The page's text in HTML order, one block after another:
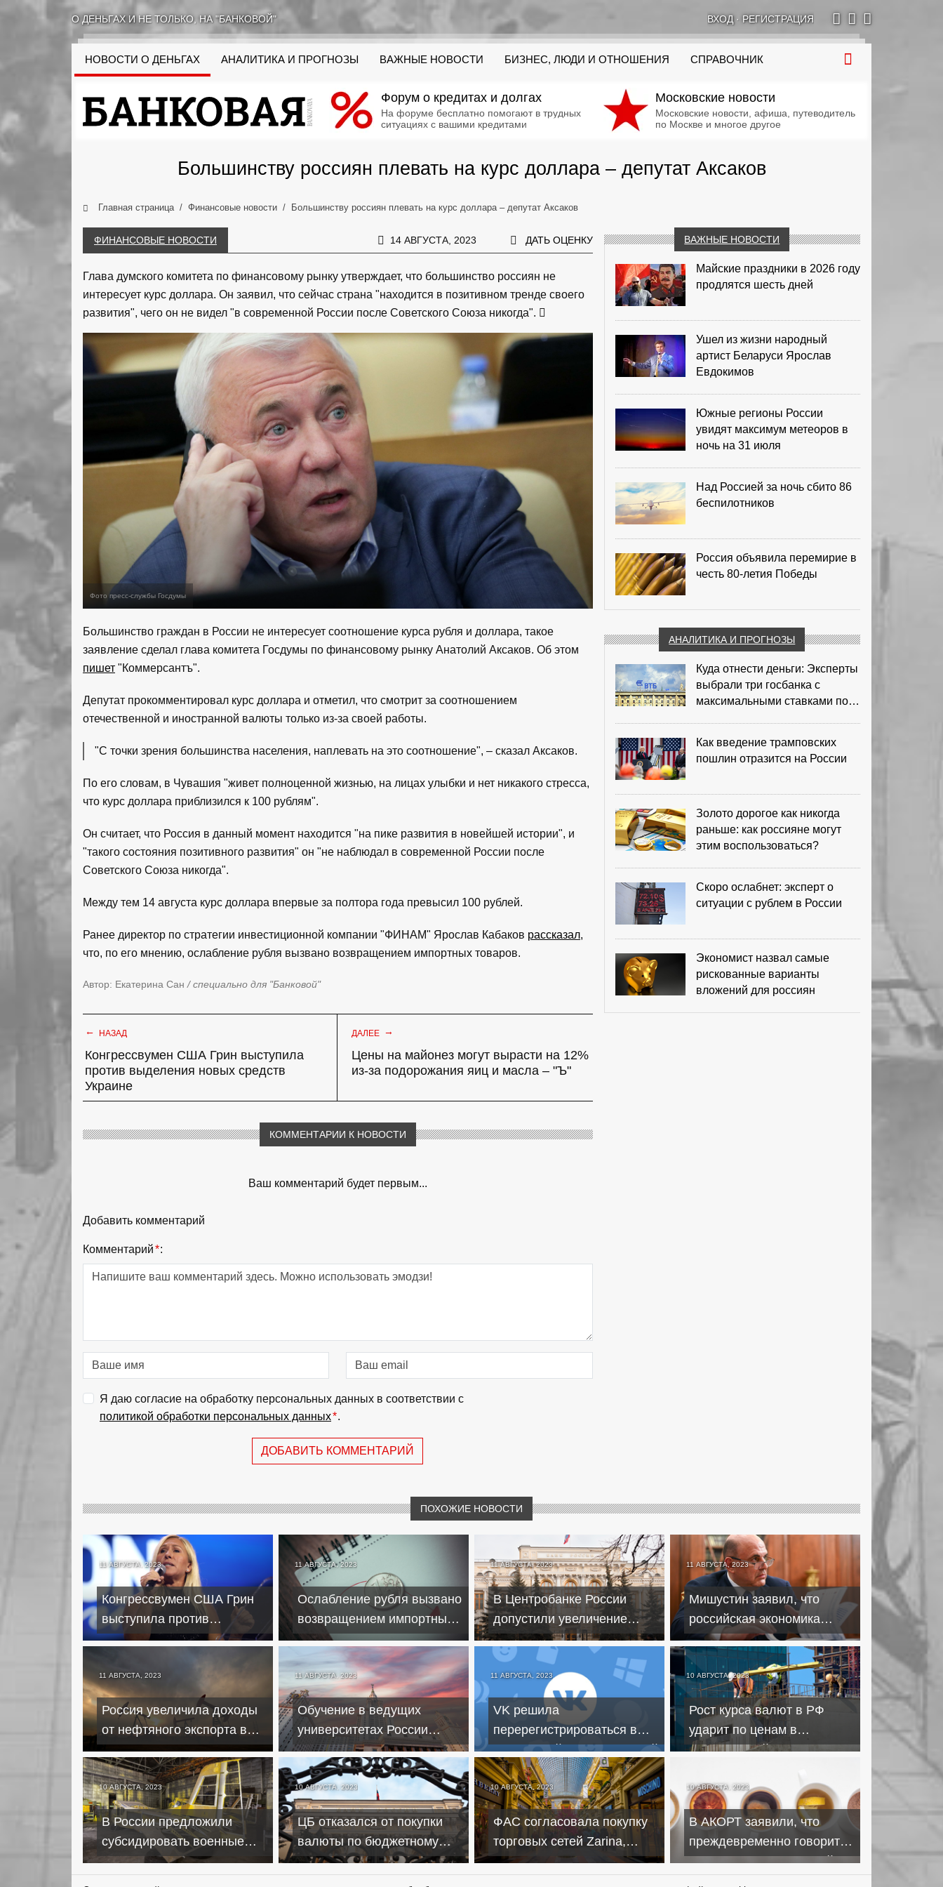
О ДЕНЬГАХ И НЕ ТОЛЬКО, НА "БАНКОВОЙ" ВХОД· РЕГИСТРАЦИЯ
НОВОСТИ О ДЕНЬГАХ АНАЛИТИКА И ПРОГНОЗЫ ВАЖНЫЕ НОВОСТИ БИЗНЕС, ЛЮДИ И ОТНОШЕНИЯ СПРАВОЧНИК
Форум о кредитах и долгах
На форуме бесплатно помогают в трудных
ситуациях с вашими кредитами
Московские новости
Московские новости, афиша, путеводитель
по Москве и многое другое
Большинству россиян плевать на курс доллара – депутат Аксаков
Главная страница Финансовые новости Большинству россиян плевать на курс доллара – депутат Аксаков
ФИНАНСОВЫЕ НОВОСТИ 14 АВГУСТА, 2023 ДАТЬ ОЦЕНКУ
Глава думского комитета по финансовому рынку утверждает, что большинство россиян не
интересует курс доллара. Он заявил, что сейчас страна "находится в позитивном тренде своего
развития", чего он не видел "в современной России после Советского Союза никогда".
Фото пресс-службы Госдумы
Большинство граждан в России не интересует соотношение курса рубля и доллара, такое
заявление сделал глава комитета Госдумы по финансовому рынку Анатолий Аксаков. Об этом
пишет "Коммерсантъ".
Депутат прокомментировал курс доллара и отметил, что смотрит за соотношением
отечественной и иностранной валюты только из-за своей работы.
"С точки зрения большинства населения, наплевать на это соотношение", – сказал Аксаков.
По его словам, в Чувашия "живет полноценной жизнью, на лицах улыбки и нет никакого стресса,
что курс доллара приблизился к 100 рублям".
Он считает, что Россия в данный момент находится "на пике развития в новейшей истории", и
"такого состояния позитивного развития" он "не наблюдал в современной России после
Советского Союза никогда".
Между тем 14 августа курс доллара впервые за полтора года превысил 100 рублей.
Ранее директор по стратегии инвестиционной компании "ФИНАМ" Ярослав Кабаков рассказал,
что, по его мнению, ослабление рубля вызвано возвращением импортных товаров.
Автор: Екатерина Сан/ специально для "Банковой"
← НАЗАД
Конгрессвумен США Грин выступила
против выделения новых средств
Украине
ДАЛЕЕ →
Цены на майонез могут вырасти на 12%
из-за подорожания яиц и масла – "Ъ"
КОММЕНТАРИИ К НОВОСТИ
Ваш комментарий будет первым...
Добавить комментарий
Комментарий*:
Я даю согласие на обработку персональных данных в соответствии с
политикой обработки персональных данных*.
ДОБАВИТЬ КОММЕНТАРИЙ
ВАЖНЫЕ НОВОСТИ
Майские праздники в 2026 году
продлятся шесть дней
Ушел из жизни народный
артист Беларуси Ярослав
Евдокимов
Южные регионы России
увидят максимум метеоров в
ночь на 31 июля
Над Россией за ночь сбито 86
беспилотников
Россия объявила перемирие в
честь 80-летия Победы
АНАЛИТИКА И ПРОГНОЗЫ
Куда отнести деньги: Эксперты
выбрали три госбанка с
максимальными ставками по
Как введение трамповских
пошлин отразится на России
Золото дорогое как никогда
раньше: как россияне могут
этим воспользоваться?
Скоро ослабнет: эксперт о
ситуации с рублем в России
Экономист назвал самые
рискованные варианты
вложений для россиян
ПОХОЖИЕ НОВОСТИ
11 АВГУСТА, 2023
Конгрессвумен США Грин
выступила против
выделения новых средств
11 АВГУСТА, 2023
Ослабление рубля вызвано
возвращением импортных
товаров – экономист
11 АВГУСТА, 2023
В Центробанке России
допустили увеличение
санкционного давления на
страну
11 АВГУСТА, 2023
Мишустин заявил, что
российская экономика
адаптировалась к вызовам
11 АВГУСТА, 2023
Россия увеличила доходы
от нефтяного экспорта в
июле на 2,5 млрд долларов
11 АВГУСТА, 2023
Обучение в ведущих
университетах России
подорожало на 12
процентов
11 АВГУСТА, 2023
VK решила
перерегистрироваться в
России и уйти с Лондонской
биржи
10 АВГУСТА, 2023
Рост курса валют в РФ
ударит по ценам в
строительной отрасли
10 АВГУСТА, 2023
В России предложили
субсидировать военные
заводы в процессе
10 АВГУСТА, 2023
ЦБ отказался от покупки
валюты по бюджетному
правилу до конца года
10 АВГУСТА, 2023
ФАС согласовала покупку
торговых сетей Zarina,
Befree, Sela и Love Republic
10 АВГУСТА, 2023
В АКОРТ заявили, что
преждевременно говорить
о повышении цен на чай и